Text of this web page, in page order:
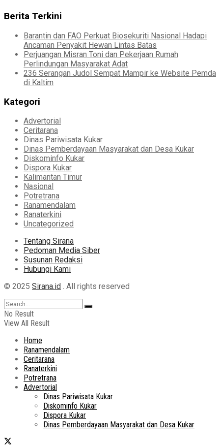
Berita Terkini
Barantin dan FAO Perkuat Biosekuriti Nasional Hadapi
Ancaman Penyakit Hewan Lintas Batas
Perjuangan Misran Toni dan Pekerjaan Rumah
Perlindungan Masyarakat Adat
236 Serangan Judol Sempat Mampir ke Website Pemda
di Kaltim
Kategori
Advertorial
Ceritarana
Dinas Pariwisata Kukar
Dinas Pemberdayaan Masyarakat dan Desa Kukar
Diskominfo Kukar
Dispora Kukar
Kalimantan Timur
Nasional
Potretrana
Ranamendalam
Ranaterkini
Uncategorized
Tentang Sirana
Pedoman Media Siber
Susunan Redaksi
Hubungi Kami
© 2025 Sirana.id . All rights reserved
No Result
View All Result
Home
Ranamendalam
Ceritarana
Ranaterkini
Potretrana
Advertorial
Dinas Pariwisata Kukar
Diskominfo Kukar
Dispora Kukar
Dinas Pemberdayaan Masyarakat dan Desa Kukar